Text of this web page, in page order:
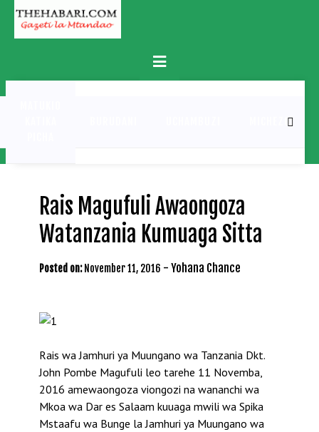
Skip
content
Primary
Menu
MICHEZO
Rais Magufuli Awaongoza
Watanzania Kumuaga Sitta
Posted on: November 11, 2016 - Yohana Chance
Rais wa Jamhuri ya Muungano wa Tanzania Dkt.
John Pombe Magufuli leo tarehe 11 Novemba,
2016 amewaongoza viongozi na wananchi wa
Mkoa wa Dar es Salaam kuuaga mwili wa Spika
Mstaafu wa Bunge la Jamhuri ya Muungano wa